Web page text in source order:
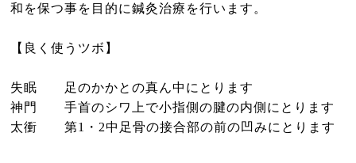
和を保つ事を目的に鍼灸治療を行います。
【良く使うツボ】
失眠 足のかかとの真ん中にとります
神門 手首のシワ上で小指側の腱の内側にとります
太衝 第1・2中足骨の接合部の前の凹みにとります